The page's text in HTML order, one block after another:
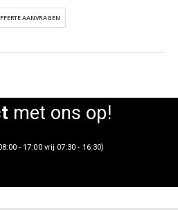
met ons op!
- 17:00 vrij 07:30 - 16:30)